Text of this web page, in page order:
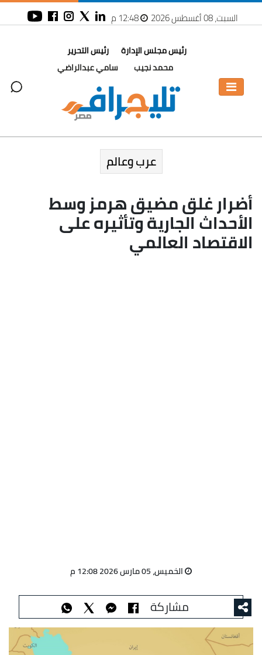
السبت، 08 أغسطس 2026 12:48 م
رئيس مجلس الإدارة
محمد نجيب
رئيس التحرير
سامي عبدالراضي
عرب وعالم
أضرار غلق مضيق هرمز وسط
الأحداث الجارية وتأثيره على
الاقتصاد العالمي
الخميس، 05 مارس 2026 12:08 م
مشاركة